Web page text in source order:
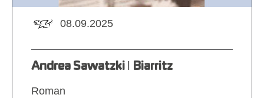
Andrea Sawatzki ǀ Biarritz
Roman
08.09.2025